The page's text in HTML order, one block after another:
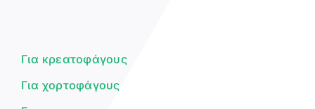
Για κρεατοφάγους
Για χορτοφάγους